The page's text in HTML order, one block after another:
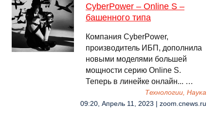
CyberPower – Online S –
башенного типа
Компания CyberPower,
производитель ИБП, дополнила
новыми моделями большей
мощности серию Online S.
Теперь в линейке онлайн... …
Технологии, Наука
09:20, Апрель 11, 2023 | zoom.cnews.ru